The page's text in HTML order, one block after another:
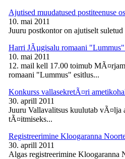
Ajutised muudatused postiteenuse
10. mai 2011
Juuru postkontor on ajutiselt
Harri JÃµgisalu romaani
10. mai 2011
12. mail kell 17.00 toimub
romaani "Lummus" esitlus...
Konkurss vallasekretÃ¤ri
30. aprill 2011
Juuru Vallavalitsus kuulutab
tÃ¤itmiseks...
Registreerimine Kloogaranna
30. aprill 2011
Algas registreerimine Kloogaranna